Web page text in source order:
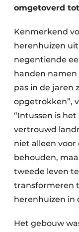
HVAC
Keukens
Software
Veiligheid &
Zonwering
omgetoverd
Kenmerkend
herenhuizen
negentiende
handen namen
pas in de jaren
opgetrokken”,
“Intussen is het
vertrouwd
niet alleen
behouden,
tweede leven
transformeren
herenhuizen in
Het gebouw